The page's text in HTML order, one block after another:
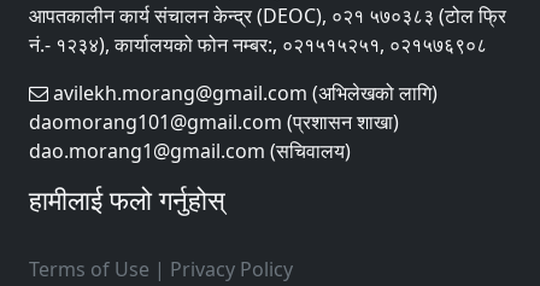
आपतकालीन कार्य संचालन केन्द्र (DEOC), ०२१ ५७०३८३ (टोल फ्रि
नं.- १२३४), कार्यालयको फोन नम्बर:, ०२१५१५२५१, ०२१५७६९०८
avilekh.morang@gmail.com (अभिलेखको लागि)
daomorang101@gmail.com (प्रशासन शाखा)
dao.morang1@gmail.com (सचिवालय)
हामीलाई फलो गर्नुहोस्
Terms of Use | Privacy Policy